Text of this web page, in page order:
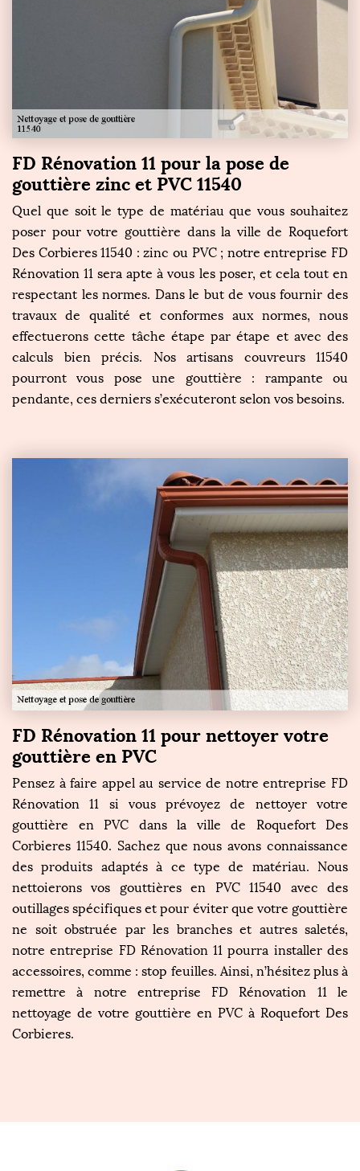
FD Rénovation 11 pour la pose de
gouttière zinc et PVC 11540
Quel que soit le type de matériau que vous souhaitez
poser pour votre gouttière dans la ville de Roquefort
Des Corbieres 11540 : zinc ou PVC ; notre entreprise FD
Rénovation 11 sera apte à vous les poser, et cela tout en
respectant les normes. Dans le but de vous fournir des
travaux de qualité et conformes aux normes, nous
effectuerons cette tâche étape par étape et avec des
calculs bien précis. Nos artisans couvreurs 11540
pourront vous pose une gouttière : rampante ou
pendante, ces derniers s’exécuteront selon vos besoins.
FD Rénovation 11 pour nettoyer votre
gouttière en PVC
Pensez à faire appel au service de notre entreprise FD
Rénovation 11 si vous prévoyez de nettoyer votre
gouttière en PVC dans la ville de Roquefort Des
Corbieres 11540. Sachez que nous avons connaissance
des produits adaptés à ce type de matériau. Nous
nettoierons vos gouttières en PVC 11540 avec des
outillages spécifiques et pour éviter que votre gouttière
ne soit obstruée par les branches et autres saletés,
notre entreprise FD Rénovation 11 pourra installer des
accessoires, comme : stop feuilles. Ainsi, n’hésitez plus à
remettre à notre entreprise FD Rénovation 11 le
nettoyage de votre gouttière en PVC à Roquefort Des
Corbieres.